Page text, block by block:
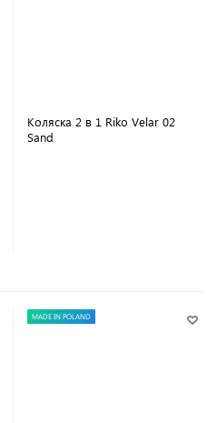
Коляска 2 в 1 Riko Velar 02
Sand
MADE IN POLAND